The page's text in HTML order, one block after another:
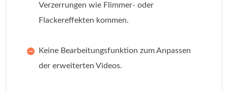
Verzerrungen wie Flimmer- oder
Flackereffekten kommen.
Keine Bearbeitungsfunktion zum Anpassen
der erweiterten Videos.